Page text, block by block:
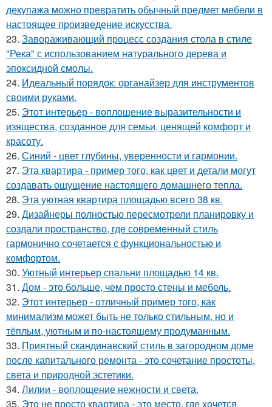
декупажа можно превратить обычный предмет мебели в
настоящее произведение искусства.
23. Завораживающий процесс создания стола в стиле
"Река" с использованием натурального дерева и
эпоксидной смолы.
24. Идеальный порядок: органайзер для инструментов
своими руками.
25. Этот интерьер - воплощение выразительности и
изящества, созданное для семьи, ценящей комфорт и
красоту.
26. Синий - цвет глубины, уверенности и гармонии.
27. Эта квартира - пример того, как цвет и детали могут
создавать ощущение настоящего домашнего тепла.
28. Эта уютная квартира площадью всего 38 кв.
29. Дизайнеры полностью пересмотрели планировку и
создали пространство, где современный стиль
гармонично сочетается с функциональностью и
комфортом.
30. Уютный интерьер спальни площадью 14 кв.
31. Дом - это больше, чем просто стены и мебель.
32. Этот интерьер - отличный пример того, как
минимализм может быть не только стильным, но и
тёплым, уютным и по-настоящему продуманным.
33. Приятный скандинавский стиль в загородном доме
после капитального ремонта - это сочетание простоты,
света и природной эстетики.
34. Лилии - воплощение нежности и света.
35. Это не просто квартира - это место, где хочется